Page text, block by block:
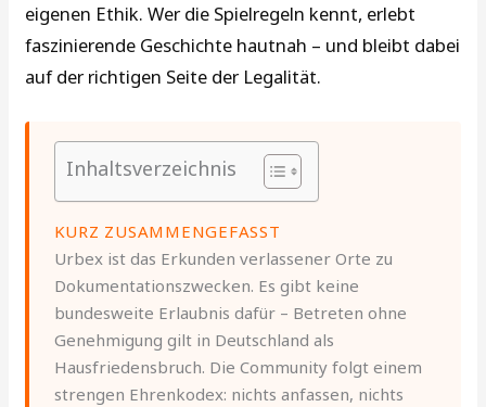
eigenen Ethik. Wer die Spielregeln kennt, erlebt
faszinierende Geschichte hautnah – und bleibt dabei
auf der richtigen Seite der Legalität.
Inhaltsverzeichnis
KURZ ZUSAMMENGEFASST
Urbex ist das Erkunden verlassener Orte zu
Dokumentationszwecken. Es gibt keine
bundesweite Erlaubnis dafür – Betreten ohne
Genehmigung gilt in Deutschland als
Hausfriedensbruch. Die Community folgt einem
strengen Ehrenkodex: nichts anfassen, nichts